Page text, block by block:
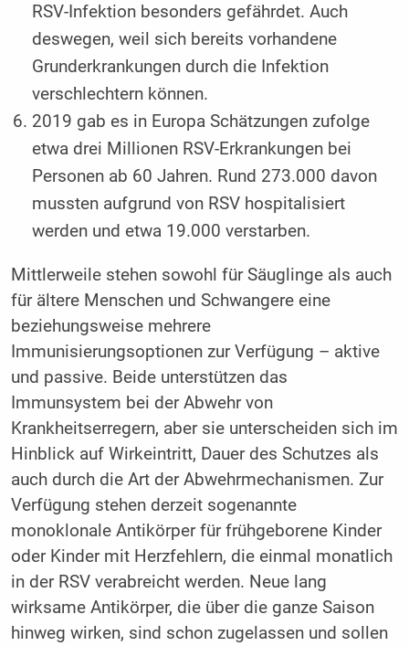
RSV-Infektion besonders gefährdet. Auch
deswegen, weil sich bereits vorhandene
Grunderkrankungen durch die Infektion
verschlechtern können.
2019 gab es in Europa Schätzungen zufolge
etwa drei Millionen RSV-Erkrankungen bei
Personen ab 60 Jahren. Rund 273.000 davon
mussten aufgrund von RSV hospitalisiert
werden und etwa 19.000 verstarben.
Mittlerweile stehen sowohl für Säuglinge als auch
für ältere Menschen und Schwangere eine
beziehungsweise mehrere
Immunisierungsoptionen zur Verfügung – aktive
und passive. Beide unterstützen das
Immunsystem bei der Abwehr von
Krankheitserregern, aber sie unterscheiden sich im
Hinblick auf Wirkeintritt, Dauer des Schutzes als
auch durch die Art der Abwehrmechanismen. Zur
Verfügung stehen derzeit sogenannte
monoklonale Antikörper für frühgeborene Kinder
oder Kinder mit Herzfehlern, die einmal monatlich
in der RSV verabreicht werden. Neue lang
wirksame Antikörper, die über die ganze Saison
hinweg wirken, sind schon zugelassen und sollen